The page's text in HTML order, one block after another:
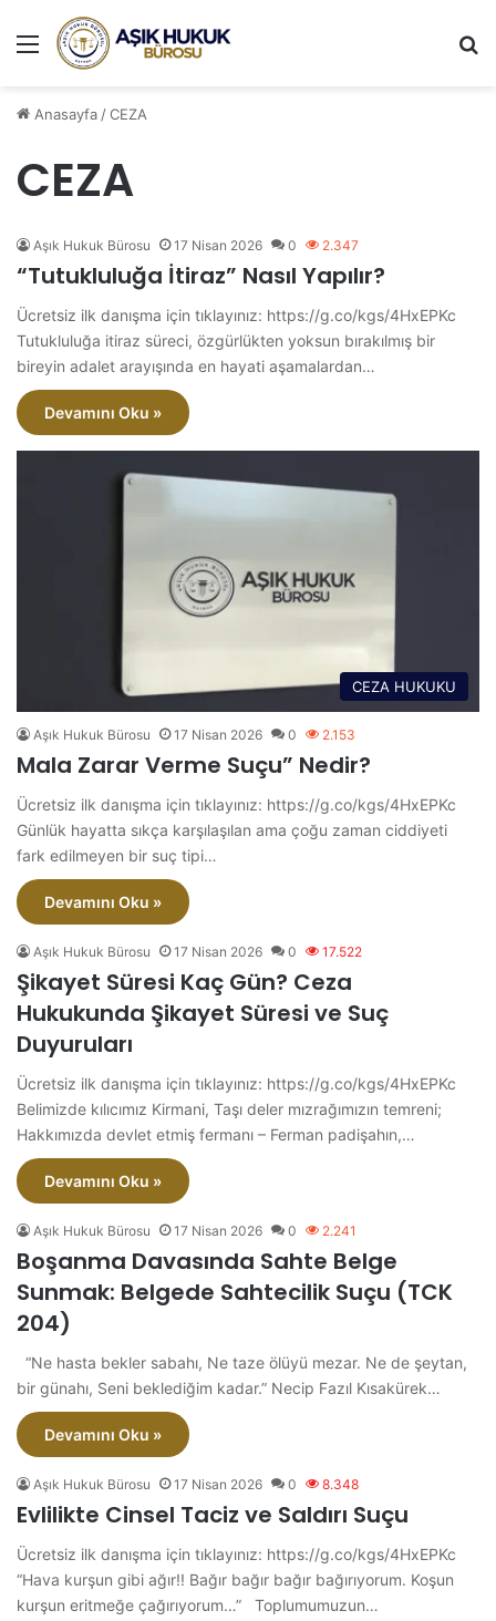
Menü
Anasayfa/CEZA
CEZA
Aşık Hukuk Bürosu 17 Nisan 2026 0 2.347
“Tutukluluğa İtiraz” Nasıl Yapılır?
Ücretsiz ilk danışma için tıklayınız: https://g.co/kgs/4HxEPKc
Tutukluluğa itiraz süreci, özgürlükten yoksun bırakılmış bir
bireyin adalet arayışında en hayati aşamalardan…
Devamını Oku »
CEZA HUKUKU
Aşık Hukuk Bürosu 17 Nisan 2026 0 2.153
Mala Zarar Verme Suçu” Nedir?
Ücretsiz ilk danışma için tıklayınız: https://g.co/kgs/4HxEPKc
Günlük hayatta sıkça karşılaşılan ama çoğu zaman ciddiyeti
fark edilmeyen bir suç tipi…
Devamını Oku »
Aşık Hukuk Bürosu 17 Nisan 2026 0 17.522
Şikayet Süresi Kaç Gün? Ceza
Hukukunda Şikayet Süresi ve Suç
Duyuruları
Ücretsiz ilk danışma için tıklayınız: https://g.co/kgs/4HxEPKc
Belimizde kılıcımız Kirmani, Taşı deler mızrağımızın temreni;
Hakkımızda devlet etmiş fermanı – Ferman padişahın,…
Devamını Oku »
Aşık Hukuk Bürosu 17 Nisan 2026 0 2.241
Boşanma Davasında Sahte Belge
Sunmak: Belgede Sahtecilik Suçu (TCK
204)
“Ne hasta bekler sabahı, Ne taze ölüyü mezar. Ne de şeytan,
bir günahı, Seni beklediğim kadar.” Necip Fazıl Kısakürek…
Devamını Oku »
Aşık Hukuk Bürosu 17 Nisan 2026 0 8.348
Evlilikte Cinsel Taciz ve Saldırı Suçu
Ücretsiz ilk danışma için tıklayınız: https://g.co/kgs/4HxEPKc
“Hava kurşun gibi ağır!! Bağır bağır bağır bağırıyorum. Koşun
kurşun eritmeğe çağırıyorum…” Toplumumuzun…